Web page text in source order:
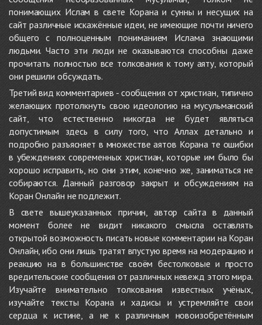
понимающих Ислам в свете Корана и сунны и несущих на
сайт различные искажённые идеи, не имеющие почти ничего
общего с полноценным пониманием Ислама знающими
людьми. Часто эти люди не оказываются способны даже
прочитать полностью все толкования к тому аяту, который
они решили обсуждать.
Третий вид комментариев - сообщения от христиан, типично
желающих протолкнуть свою идеологию на мусульманский
сайт, что естественно никогда не будет являться
допустимым здесь в силу того, что Аллах детально и
подробно разъясняет в множестве аятов Корана те ошибки
в убеждениях современных христиан, которые им было бы
хорошо исправить, но они этим, конечно же, заниматься не
собираются. Данный разговор закрыт и обсуждениям на
Коран Онлайн не подлежит.
В свете вышеуказанных причин, автор сайта в данный
момент более не видит никакого смысла оставлять
открытой возможность писать новые комментарии на Коран
Онлайн, ибо они лишь тратят впустую время на модерацию и
реакцию на в большинстве своём бестолковые и просто
вредительские сообщения от различных невежд этого мира.
Изучайте внимательно толкования известных учёных,
изучайте тексты Корана и хадисы и устремляйте свои
сердца к истине, а не к различным новоизобретённым